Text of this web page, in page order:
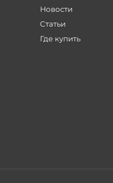
Новости
Статьи
Где купить